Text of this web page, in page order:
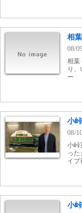
相
08/
相葉
り
ー
小
08/
小峠
っ
イブ
小